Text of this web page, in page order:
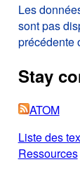
Les
sont pas
précédente
Stay
ATOM
Liste des
Ressources